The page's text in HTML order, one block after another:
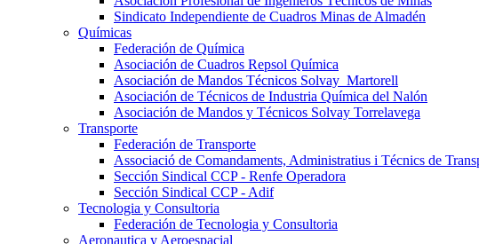
Sindicato Independiente de Cuadros Minas de Almadén
Químicas
Federación de Química
Asociación de Cuadros Repsol Química
Asociación de Mandos Técnicos Solvay_Martorell
Asociación de Técnicos de Industria Química del Nalón
Asociación de Mandos y Técnicos Solvay Torrelavega
Transporte
Federación de Transporte
Associació de Comandaments, Administratius i Técnics de
Sección Sindical CCP - Renfe Operadora
Sección Sindical CCP - Adif
Tecnologia y Consultoria
Federación de Tecnologia y Consultoria
Aeronautica y Aeroespacial